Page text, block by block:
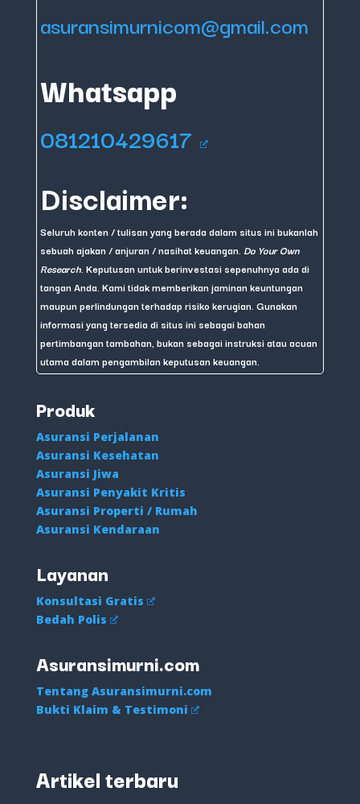
asuransimurnicom@gmail.com
Whatsapp
081210429617
Disclaimer:
Seluruh konten / tulisan yang berada dalam situs ini bukanlah
sebuah ajakan / anjuran / nasihat keuangan. Do Your Own
Research . Keputusan untuk berinvestasi sepenuhnya ada di
tangan Anda. Kami tidak memberikan jaminan keuntungan
maupun perlindungan terhadap risiko kerugian. Gunakan
informasi yang tersedia di situs ini sebagai bahan
pertimbangan tambahan, bukan sebagai instruksi atau acuan
utama dalam pengambilan keputusan keuangan.
Produk
Asuransi Perjalanan
Asuransi Kesehatan
Asuransi Jiwa
Asuransi Penyakit Kritis
Asuransi Properti / Rumah
Asuransi Kendaraan
Layanan
Konsultasi Gratis
Bedah Polis
Asuransimurni.com
Tentang Asuransimurni.com
Bukti Klaim & Testimoni
Artikel terbaru